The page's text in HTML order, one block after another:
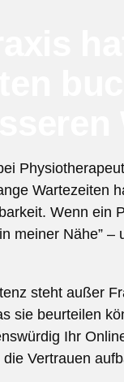
Wartezeiten
Wenn ein
meiner Nähe”
steht außer
sie beurteilen
Ihr
Vertrauen